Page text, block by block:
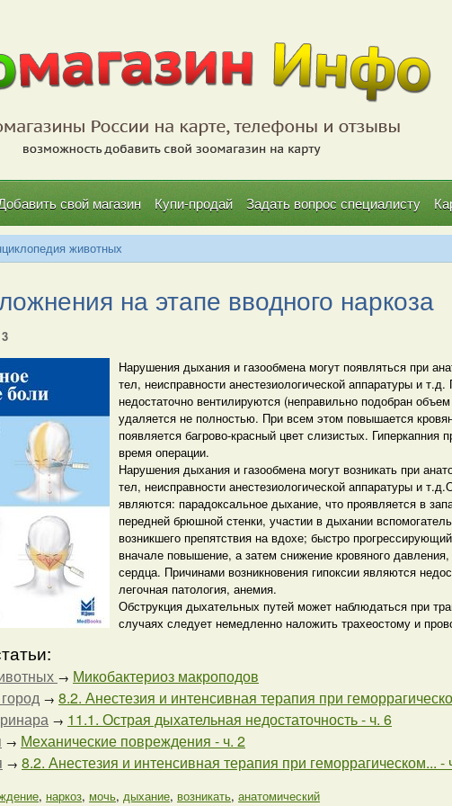
свой магазин Купи-продай Задать вопрос специалисту
животных
на этапе вводного наркоза
Нарушения дыхания и газообмена могут появляться при
тел, неисправности анестезиологической аппаратуры и
недостаточно вентилируются (неправильно подобран
удаляется не полностью. При всем этом повышается
появляется багрово-красный цвет слизистых. Гиперкапния
время операции.
Нарушения дыхания и газообмена могут возникать при
тел, неисправности анестезиологической аппаратуры и
являются: парадоксальное дыхание, что проявляется в
передней брюшной стенки, участии в дыхании
возникшего препятствия на вдохе; быстро
вначале повышение, а затем снижение кровяного
сердца. Причинами возникновения гипоксии являются
легочная патология, анемия.
Обструкция дыхательных путей может наблюдаться при
случаях следует немедленно наложить трахеостому и
→ Микобактериоз макроподов
→ 8.2. Анестезия и интенсивная терапия при
→ 11.1. Острая дыхательная недостаточность - ч. 6
→ Механические повреждения - ч. 2
→ 8.2. Анестезия и интенсивная терапия при геморрагическом... -
, наркоз, мочь, дыхание, возникать, анатомический